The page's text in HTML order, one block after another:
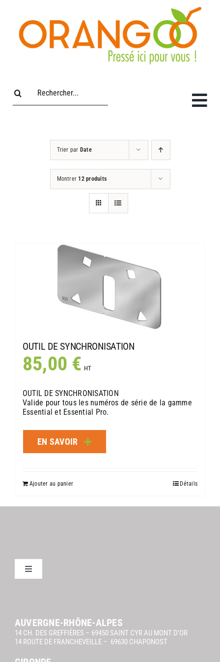
contenu
Trier par Date
Montrer 12 produits
OUTIL DE SYNCHRONISATION
85,00 € HT
OUTIL DE SYNCHRONISATION
Valide pour tous les numéros de série de la gamme
Essential et Essential Pro.
EN SAVOIR
Ajouter au panier Détails
Toggle
AUVERGNE-RHÔNE-ALPES
14 CH. DES GREFFIÈRES – 69450 SAINT CYR AU MONT D’OR
14 ROUTE DE FRANCHEVEILLE – 69630 CHAPONOST